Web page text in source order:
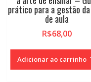
prático para a gestão
de aula
R$68,00
Adicionar ao carrinho